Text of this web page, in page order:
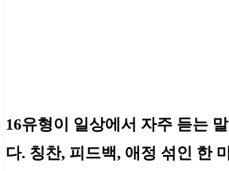
16유형이 일상에서 자주 듣는
다. 칭찬, 피드백, 애정 섞인 한